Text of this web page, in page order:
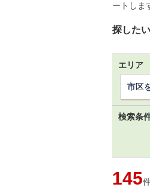
ートしま
探した
エリア
市区
検索条
145